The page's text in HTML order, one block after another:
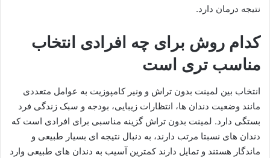
نتیجه درمان دارد.
کدام روش برای چه افرادی انتخاب
مناسب تری است
انتخاب بین لمینت بدون تراش و ونیر کامپوزیت به عوامل متعددی
مانند وضعیت دندان ها، انتظارات زیبایی، بودجه و سبک زندگی فرد
بستگی دارد. لمینت بدون تراش گزینه مناسبی برای افرادی است که
دندان های نسبتا مرتب دارند، به دنبال نتیجه ای بسیار طبیعی و
ماندگار هستند و تمایل دارند کمترین آسیب به دندان های طبیعی وارد